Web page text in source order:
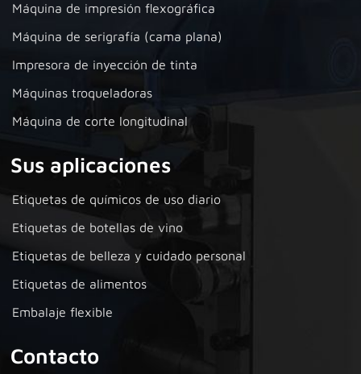
Máquina de impresión flexográfica
Máquina de serigrafía (cama plana)
Impresora de inyección de tinta
Máquinas troqueladoras
Máquina de corte longitudinal
Sus aplicaciones
Etiquetas de químicos de uso diario
Etiquetas de botellas de vino
Etiquetas de belleza y cuidado personal
Etiquetas de alimentos
Embalaje flexible
Contacto